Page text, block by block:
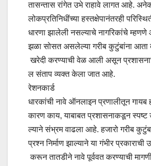
तासन्तास रांगेत उभे राहावे लागत आहे.
लोकप्रतिनिधींच्या हस्तक्षेपानंतरही
धारणा झालेली नसल्याचे नागरिकांचे म्हणणे
झळा सोसत असलेल्या गरीब कुटुंबांना आता
खरेदी करण्याची वेळ आली असून
ल संताप व्यक्त केला जात आहे.
रेशनकार्ड
धारकांची नावे ऑनलाइन प्रणालीतून गायब
कारण काय, याबाबत प्रशासनाकडून स्पष्ट
ल्याने संभ्रम वाढला आहे. हजारो गरीब
प्रश्न निर्माण झाल्याने या गंभीर
करून तातडीने नावे पूर्ववत करण्याची